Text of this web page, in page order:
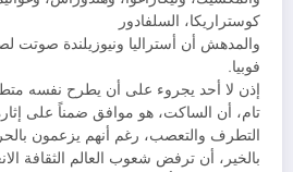
كوستراريكا، السلفادور
والمدهش أن أستراليا ونيوزيلندة صوتت
فوبيا.
إذن لا أحد يجروء على أن يطرح نفسه
تام، أن الساكت، هو موافق ضمناً على
التطرف والتعصب، رغم أنهم يزعمون
بالخير، أن ترفض شعوب العالم الثقافة